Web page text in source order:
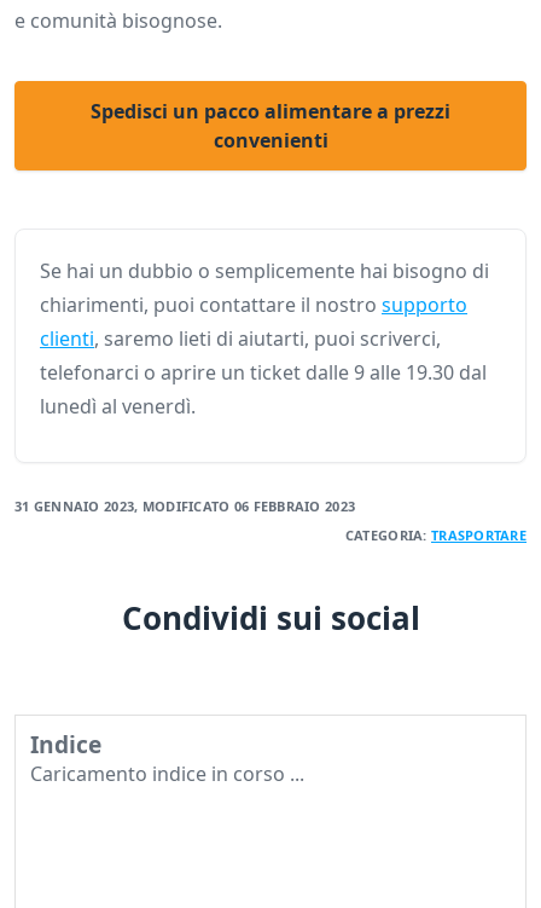
e comunità bisognose.
Spedisci un pacco alimentare a prezzi
convenienti
Se hai un dubbio o semplicemente hai bisogno di
chiarimenti, puoi contattare il nostro supporto
clienti, saremo lieti di aiutarti, puoi scriverci,
telefonarci o aprire un ticket dalle 9 alle 19.30 dal
lunedì al venerdì.
31 GENNAIO 2023, MODIFICATO 06 FEBBRAIO 2023
CATEGORIA: TRASPORTARE
Condividi sui social
Indice
Caricamento indice in corso ...